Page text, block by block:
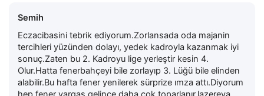
Semih
Eczacibasini tebrik ediyorum.Zorlansada oda majanin
tercihleri yüzünden dolayı, yedek kadroyla kazanmak iyi
sonuç.Zaten bu 2. Kadroyu lige yerleştir kesin 4.
Olur.Hatta fenerbahçeyi bile zorlayıp 3. Lüğü bile elinden
alabilir.Bu hafta fener yenilerek sürprize ımza attı.Diyorum